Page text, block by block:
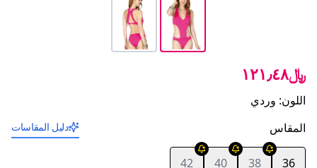
﷼١٢١٫٤٨
اللون: وردي
المقاس
دليل المقاسات
36
38
40
42